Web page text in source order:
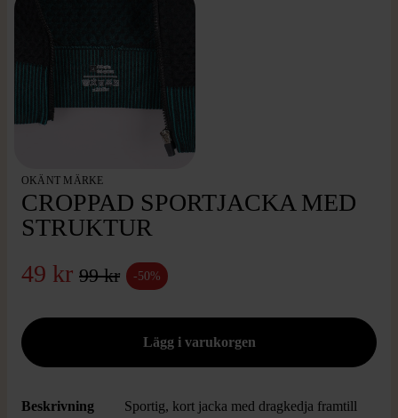
OKÄNT MÄRKE
CROPPAD SPORTJACKA MED
STRUKTUR
49 kr 99 kr -50%
Beskrivning
Sportig, kort jacka med dragkedja framtill